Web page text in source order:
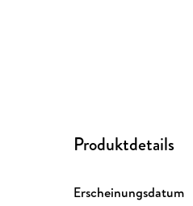
Produktdetails
Erscheinungsdatum